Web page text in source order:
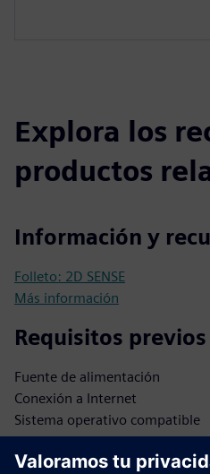
Explora los
productos
Información y
Folleto: 2D SENSE
Más información
Requisitos previos
Fuente de alimentación
Conexión a Internet
Sistema operativo compatible
Base de datos biométrica
Almacenamiento seguro de